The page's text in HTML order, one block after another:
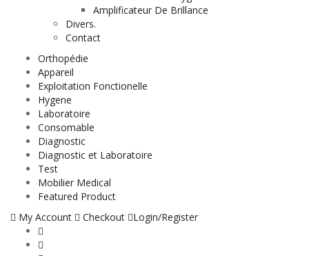
Amplificateur De Brillance
Divers.
Contact
Orthopédie
Appareil
Exploitation Fonctionelle
Hygene
Laboratoire
Consomable
Diagnostic
Diagnostic et Laboratoire
Test
Mobilier Medical
Featured Product
My Account
Checkout Login/Register